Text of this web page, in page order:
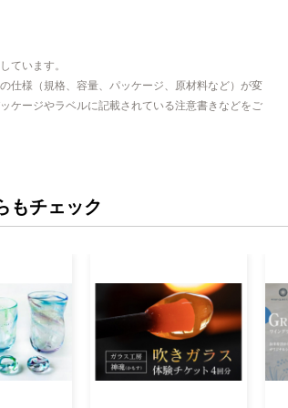
ています。
仕様（規格、容量、パッケージ、原材料など）が変
ケージやラベルに記載されている注意書きなどをご
もチェック